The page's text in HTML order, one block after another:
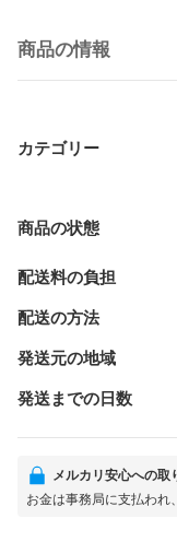
商品の情報
カテゴリー
商品の状態
配送料の負担
配送の方法
発送元の地域
発送までの日数
メルカリ安心への取
お金は事務局に支払われ